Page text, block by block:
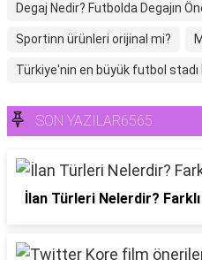
Degaj Nedir? Futbolda Degajın
Sportinn ürünleri orijinal mi?
Türkiye'nin en büyük futbol stadı
SON YAZILAR6565
İlan Türleri Nelerdir?